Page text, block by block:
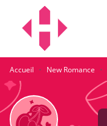
MENU
Accueil · New Romance ·